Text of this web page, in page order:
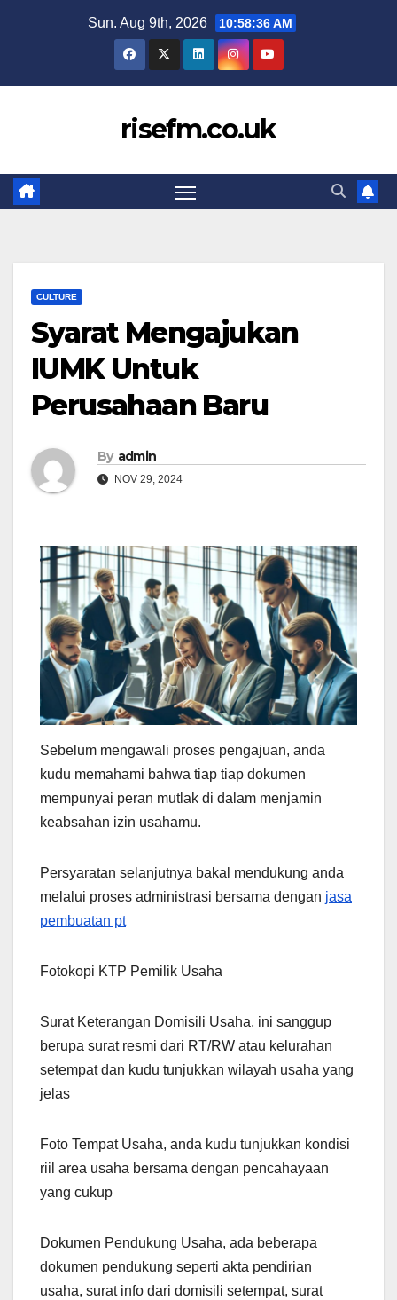
Sun. Aug 9th, 2026 10:58:37 AM
risefm.co.uk
CULTURE
Syarat Mengajukan
IUMK Untuk
Perusahaan Baru
By admin
NOV 29, 2024
Sebelum mengawali proses pengajuan, anda
kudu memahami bahwa tiap tiap dokumen
mempunyai peran mutlak di dalam menjamin
keabsahan izin usahamu.
Persyaratan selanjutnya bakal mendukung anda
melalui proses administrasi bersama dengan jasa
pembuatan pt
Fotokopi KTP Pemilik Usaha
Surat Keterangan Domisili Usaha, ini sanggup
berupa surat resmi dari RT/RW atau kelurahan
setempat dan kudu tunjukkan wilayah usaha yang
jelas
Foto Tempat Usaha, anda kudu tunjukkan kondisi
riil area usaha bersama dengan pencahayaan
yang cukup
Dokumen Pendukung Usaha, ada beberapa
dokumen pendukung seperti akta pendirian
usaha, surat info dari domisili setempat, surat